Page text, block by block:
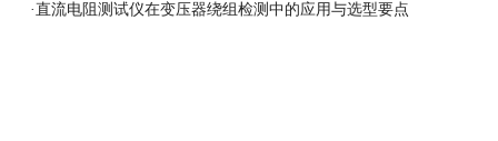
·直流电阻测试仪在变压器绕组检测中的应用与选型要点